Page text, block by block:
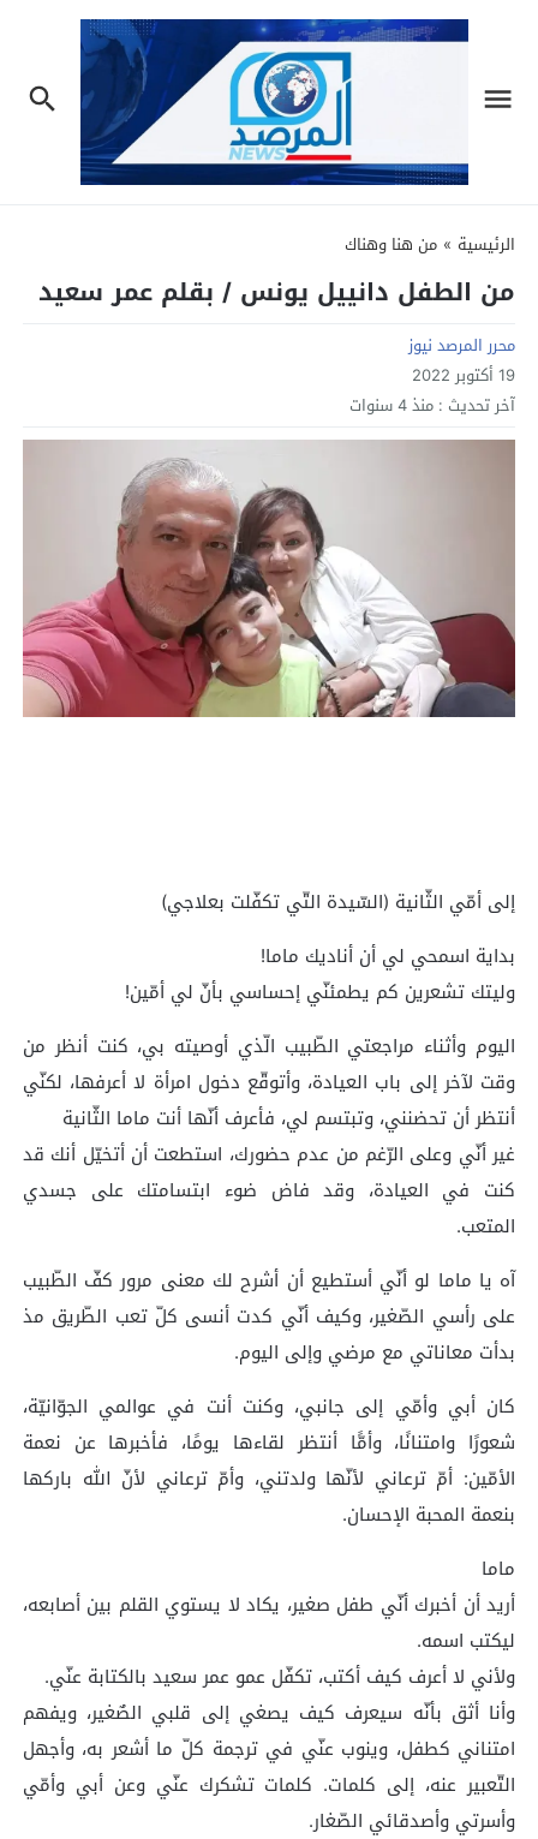
الرئيسية » من هنا وهناك
من الطفل دانييل يونس / بقلم عمر سعيد
محرر المرصد نيوز
19 أكتوبر 2022
آخر تحديث : منذ 4 سنوات
إلى أمّي الثّانية (السّيدة التّي تكفّلت بعلاجي)
بداية اسمحي لي أن أناديك ماما!
وليتك تشعرين كم يطمئنّي إحساسي بأنّ لي أمّين!
اليوم وأثناء مراجعتي الطّبيب الّذي أوصيته بي، كنت أنظر من
وقت لآخر إلى باب العيادة، وأتوقّع دخول امرأة لا أعرفها، لكنّي
أنتظر أن تحضنني، وتبتسم لي، فأعرف أنّها أنت ماما الثّانية
غير أنّي وعلى الرّغم من عدم حضورك، استطعت أن أتخيّل أنك قد
كنت في العيادة، وقد فاض ضوء ابتسامتك على جسدي
المتعب.
آه يا ماما لو أنّي أستطيع أن أشرح لك معنى مرور كفّ الطّبيب
على رأسي الصّغير، وكيف أنّي كدت أنسى كلّ تعب الطّريق مذ
بدأت معاناتي مع مرضي وإلى اليوم.
كان أبي وأمّي إلى جانبي، وكنت أنت في عوالمي الجوّانيّة،
شعورًا وامتنانًا، وأمًّا أنتظر لقاءها يومًا، فأخبرها عن نعمة
الأمّين: أمّ ترعاني لأنّها ولدتني، وأمّ ترعاني لأنّ الله باركها
بنعمة المحبة الإحسان.
ماما
أريد أن أخبرك أنّي طفل صغير، يكاد لا يستوي القلم بين أصابعه،
ليكتب اسمه.
ولأني لا أعرف كيف أكتب، تكفّل عمو عمر سعيد بالكتابة عنّي.
وأنا أثق بأنّه سيعرف كيف يصغي إلى قلبي الصٌغير، ويفهم
امتناني كطفل، وينوب عنّي في ترجمة كلّ ما أشعر به، وأجهل
التّعبير عنه، إلى كلمات. كلمات تشكرك عنّي وعن أبي وأمّي
وأسرتي وأصدقائي الصّغار.